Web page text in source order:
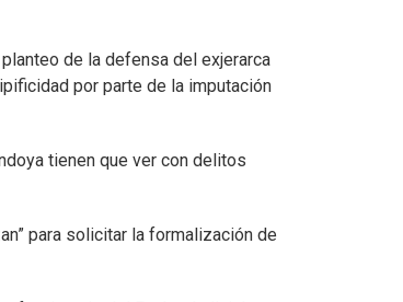
de la defensa del exjerarca
por parte de la imputación
tienen que ver con delitos
para solicitar la formalización de